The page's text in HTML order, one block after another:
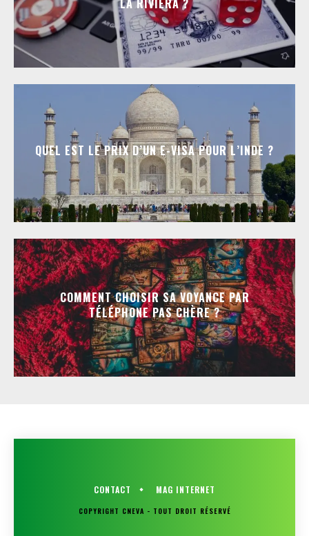
LA RIVIERA ?
QUEL EST LE PRIX D’UN E-VISA POUR L’INDE ?
COMMENT CHOISIR SA VOYANCE PAR
TÉLÉPHONE PAS CHÈRE ?
CONTACT MAG INTERNET
COPYRIGHT CNEVA - TOUT DROIT RÉSERVÉ